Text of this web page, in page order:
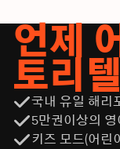
언제
토리텔
국내 유일 해리
5만권이상의
키즈 모드(어린